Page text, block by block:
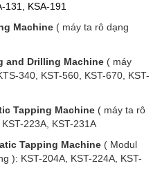
131, KSA-191
Machine ( máy ta rô dạng
and Drilling Machine ( máy
340, KST-560, KST-670, KST-
Tapping Machine ( máy ta rô
223A, KST-231A
Tapping Machine ( Modul
): KST-204A, KST-224A, KST-